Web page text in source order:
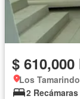
$ 610,000
Los
2 Recámaras